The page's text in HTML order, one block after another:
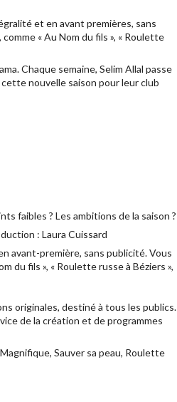
et en avant premières, sans
« Au Nom du fils », « Roulette
Chaque semaine, Selim Allal passe
nouvelle saison pour leur club
faibles ? Les ambitions de la saison ?
: Laura Cuissard
avant-première, sans publicité. Vous
du fils », « Roulette russe à Béziers »,
originales, destiné à tous les publics.
de la création et de programmes
Sauver sa peau, Roulette